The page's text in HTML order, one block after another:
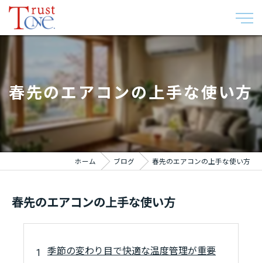
春先のエアコンの上手な使い方
ホーム ブログ 春先のエアコンの上手な使い方
春先のエアコンの上手な使い方
季節の変わり目で快適な温度管理が重要